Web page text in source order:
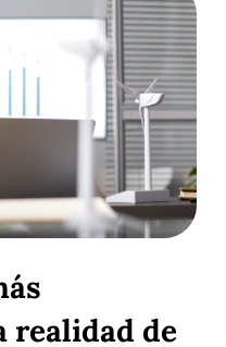
realidad de